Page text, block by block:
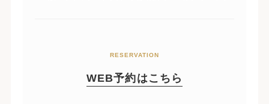
RESERVATION
WEB予約はこちら